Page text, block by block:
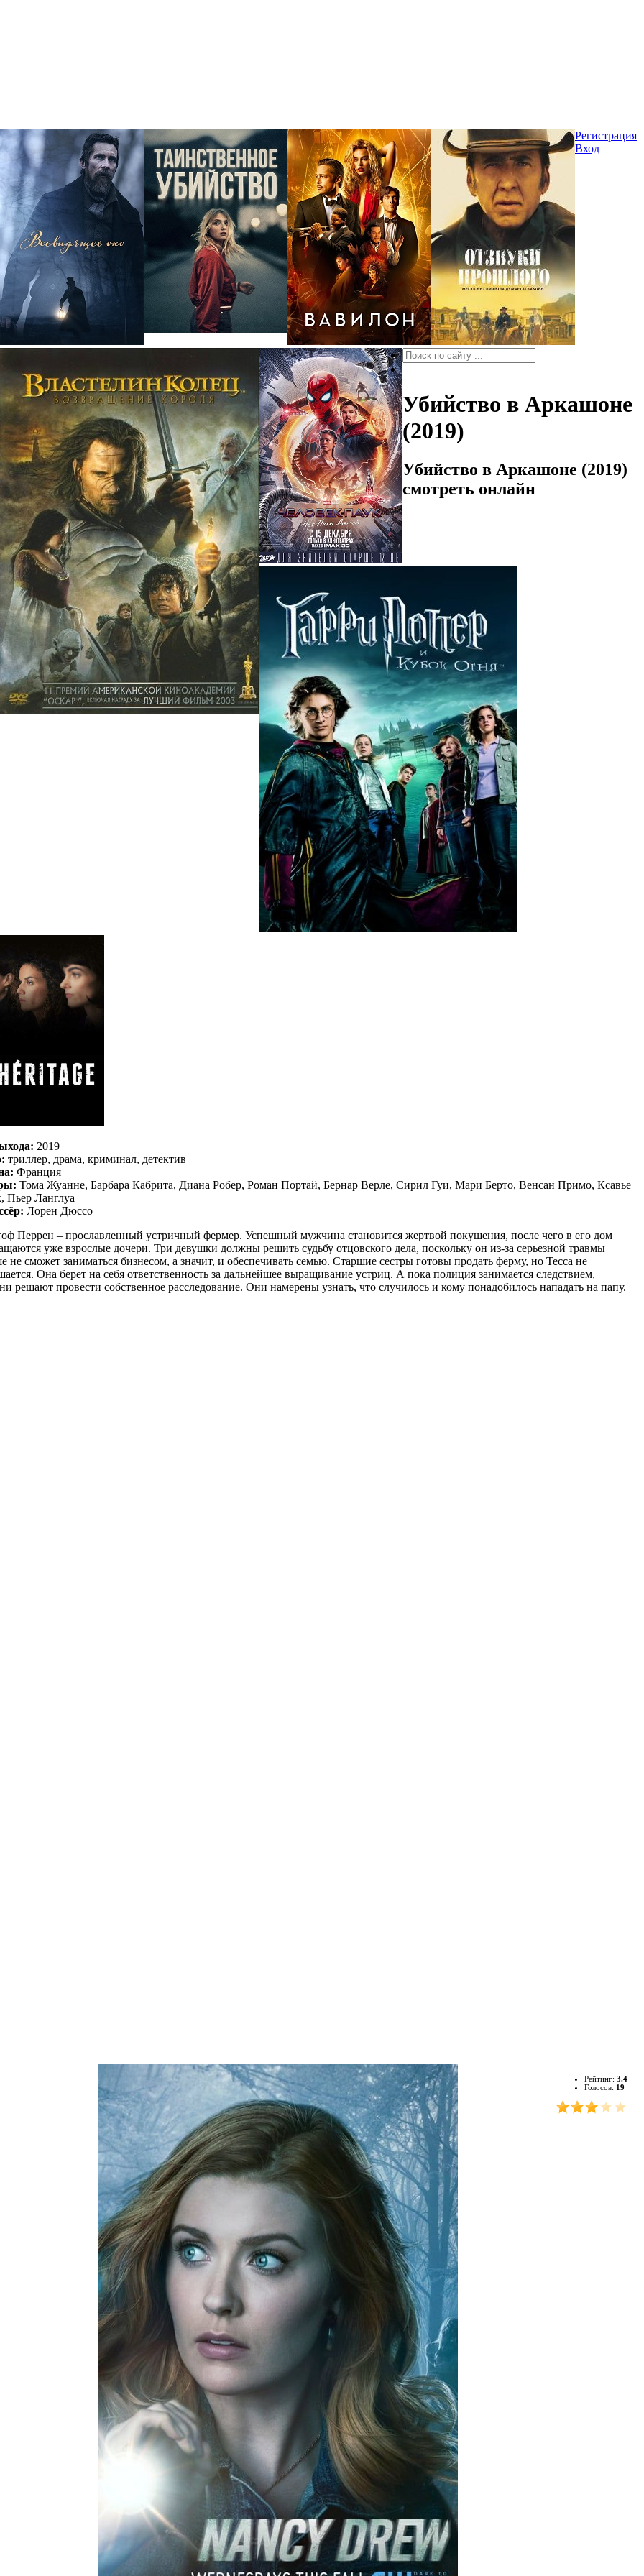
Регистрация
Вход
Убийство в Аркашоне
(2019)
Убийство в Аркашоне (2019)
смотреть онлайн
2019
триллер, драма, криминал, детектив
Франция
Тома Жуанне, Барбара Кабрита, Диана Робер, Роман Портай, Бернар Верле, Сирил Гуи, Мари Берто, Венсан Примо, Ксавье
Пьер Ланглуа
Лорен Дюссо
Перрен – прославленный устричный фермер. Успешный мужчина становится жертвой покушения, после чего в его дом
уже взрослые дочери. Три девушки должны решить судьбу отцовского дела, поскольку он из-за серьезной травмы
не сможет заниматься бизнесом, а значит, и обеспечивать семью. Старшие сестры готовы продать ферму, но Тесса не
Она берет на себя ответственность за дальнейшее выращивание устриц. А пока полиция занимается следствием,
решают провести собственное расследование. Они намерены узнать, что случилось и кому понадобилось нападать на папу.
Рейтинг: 3.4
Голосов: 19